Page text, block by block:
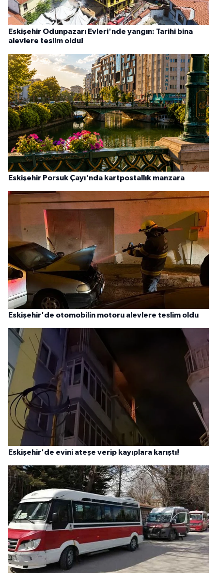
Eskişehir Odunpazarı Evleri'nde yangın: Tarihi bina
alevlere teslim oldu!
Eskişehir Porsuk Çayı'nda kartpostallık manzara
Eskişehir'de otomobilin motoru alevlere teslim oldu
Eskişehir'de evini ateşe verip kayıplara karıştı!